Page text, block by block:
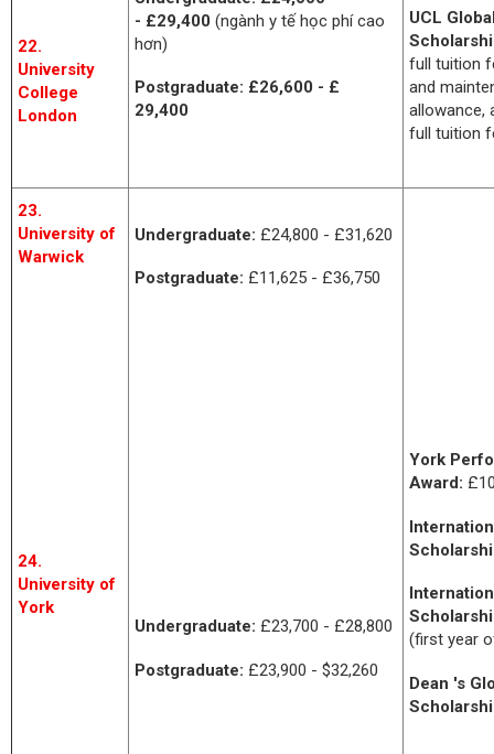
22.
University
College
London
- £29,400 (ngành y tế học phí cao
hơn)
Postgraduate: £26,600 - £
29,400
UCL
full tuition
and
allowance,
full tuition
23.
University of
Warwick
24.
University of
York
Undergraduate: £24,800 - £31,620
Postgraduate: £11,625 - £36,750
Undergraduate: £23,700 - £28,800
Postgraduate: £23,900 - $32,260
York
Award:
(first year
Dean 's